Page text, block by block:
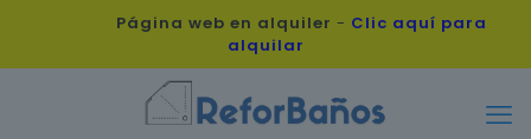
Página web en alquiler - Clic aquí para
alquilar